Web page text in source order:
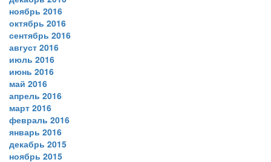
ноябрь 2016
октябрь 2016
сентябрь 2016
август 2016
июль 2016
июнь 2016
май 2016
апрель 2016
март 2016
февраль 2016
январь 2016
декабрь 2015
ноябрь 2015